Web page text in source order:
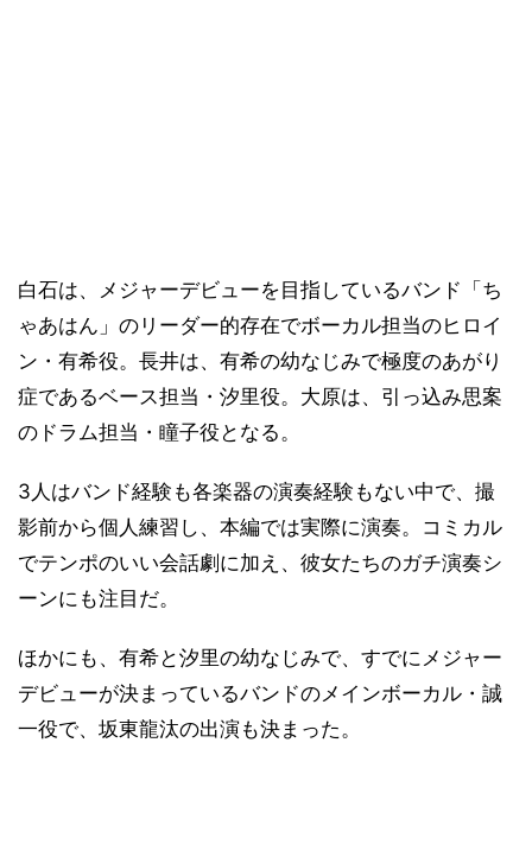
白石は、メジャーデビューを目指しているバンド「ち
ゃあはん」のリーダー的存在でボーカル担当のヒロイ
ン・有希役。長井は、有希の幼なじみで極度のあがり
症であるベース担当・汐里役。大原は、引っ込み思案
のドラム担当・瞳子役となる。
3人はバンド経験も各楽器の演奏経験もない中で、撮
影前から個人練習し、本編では実際に演奏。コミカル
でテンポのいい会話劇に加え、彼女たちのガチ演奏シ
ーンにも注目だ。
ほかにも、有希と汐里の幼なじみで、すでにメジャー
デビューが決まっているバンドのメインボーカル・誠
一役で、坂東龍汰の出演も決まった。